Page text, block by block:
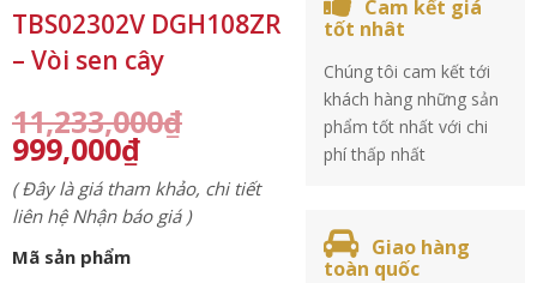
TBS02302V DGH108ZR
– Vòi sen cây
11,233,000₫
999,000₫
( Đây là giá tham khảo, chi tiết
liên hệ Nhận báo giá )
Mã sản phẩm
Cam kết giá
tốt nhât
Chúng tôi cam kết tới
khách hàng những sản
phẩm tốt nhất với chi
phí thấp nhất
Giao hàng
toàn quốc